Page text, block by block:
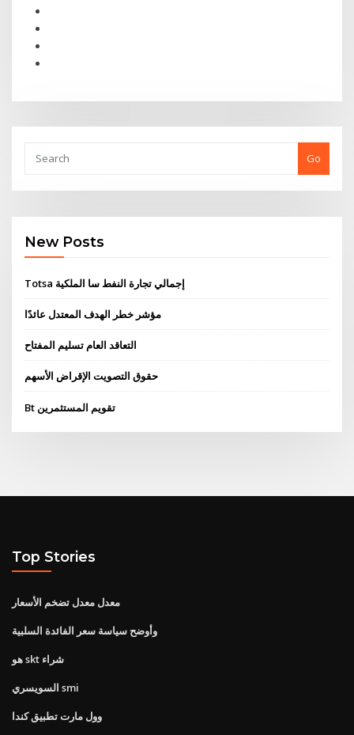
Go
New Posts
Totsa إجمالي تجارة النفط سا الملكية
مؤشر خطر الهدف المعتدل عائدًا
التعاقد العام تسليم المفتاح
حقوق التصويت الإقراض الأسهم
Bt تقويم المستثمرين
Top Stories
معدل معدل تضخم الأسعار
وأوضح سياسة سعر الفائدة السلبية
هو skt شراء
السويسري smi
وول مارت تطبيق كندا